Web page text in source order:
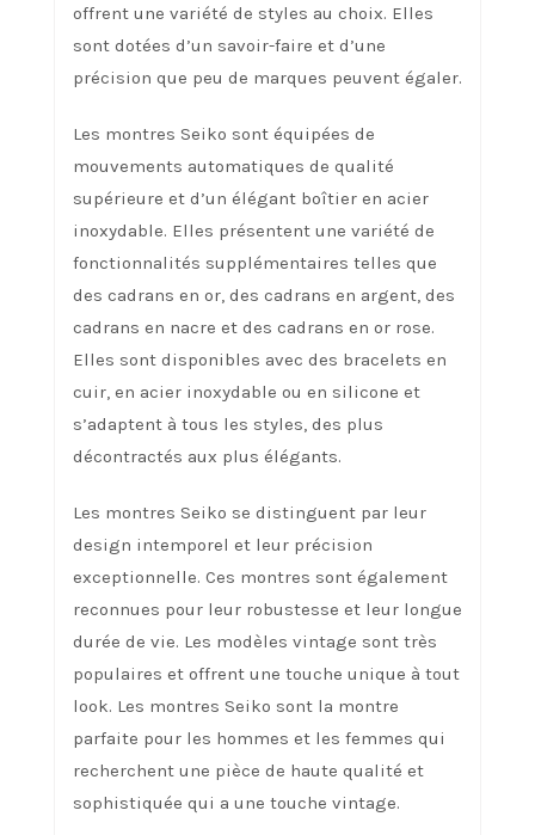
offrent une variété de styles au choix. Elles
sont dotées d’un savoir-faire et d’une
précision que peu de marques peuvent égaler.
Les montres Seiko sont équipées de
mouvements automatiques de qualité
supérieure et d’un élégant boîtier en acier
inoxydable. Elles présentent une variété de
fonctionnalités supplémentaires telles que
des cadrans en or, des cadrans en argent, des
cadrans en nacre et des cadrans en or rose.
Elles sont disponibles avec des bracelets en
cuir, en acier inoxydable ou en silicone et
s’adaptent à tous les styles, des plus
décontractés aux plus élégants.
Les montres Seiko se distinguent par leur
design intemporel et leur précision
exceptionnelle. Ces montres sont également
reconnues pour leur robustesse et leur longue
durée de vie. Les modèles vintage sont très
populaires et offrent une touche unique à tout
look. Les montres Seiko sont la montre
parfaite pour les hommes et les femmes qui
recherchent une pièce de haute qualité et
sophistiquée qui a une touche vintage.